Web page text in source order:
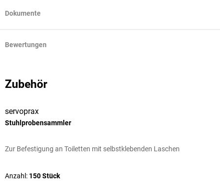
Dokumente
Bewertungen
Zubehör
servoprax
Stuhlprobensammler
Zur Befestigung an Toiletten mit selbstklebenden Laschen
Anzahl: 150 Stück